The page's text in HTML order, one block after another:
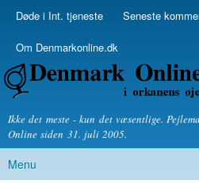
Skip to
Secondary menu
Døde i Int. tjeneste Seneste
Om Denmarkonline.dk
Denmarkonline.dk -
Ikke det meste - kun det væsentlige.
Online siden 31. juli 2005.
Main menu
Menu